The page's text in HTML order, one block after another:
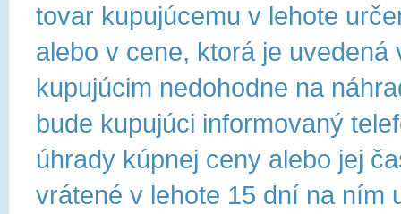
tovar kupujúcemu v lehote
alebo v cene, ktorá je
kupujúcim nedohodne na
bude kupujúci informovaný
úhrady kúpnej ceny alebo jej
vrátené v lehote 15 dní na ním